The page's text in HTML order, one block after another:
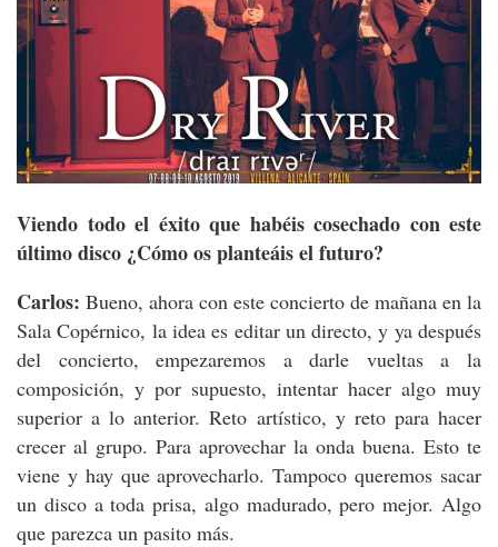
Viendo todo el éxito que habéis cosechado con este
último disco ¿Cómo os planteáis el futuro?
Carlos: Bueno, ahora con este concierto de mañana en la
Sala Copérnico, la idea es editar un directo, y ya después
del concierto, empezaremos a darle vueltas a la
composición, y por supuesto, intentar hacer algo muy
superior a lo anterior. Reto artístico, y reto para hacer
crecer al grupo. Para aprovechar la onda buena. Esto te
viene y hay que aprovecharlo. Tampoco queremos sacar
un disco a toda prisa, algo madurado, pero mejor. Algo
que parezca un pasito más.